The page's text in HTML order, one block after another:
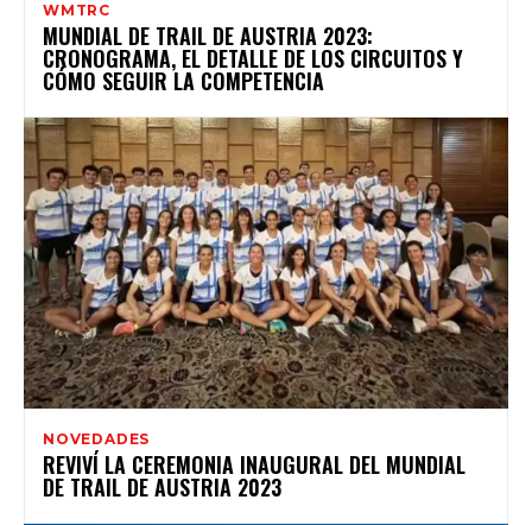
WMTRC
MUNDIAL DE TRAIL DE AUSTRIA 2023:
CRONOGRAMA, EL DETALLE DE LOS CIRCUITOS Y
CÓMO SEGUIR LA COMPETENCIA
NOVEDADES
REVIVÍ LA CEREMONIA INAUGURAL DEL MUNDIAL
DE TRAIL DE AUSTRIA 2023